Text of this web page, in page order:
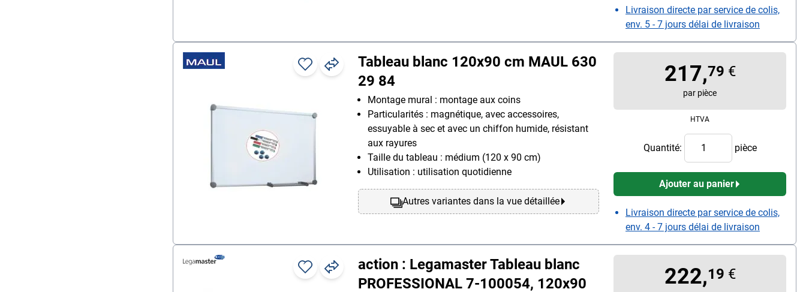
Livraison directe par service de colis,
env. 5 - 7 jours délai de livraison
Tableau blanc 120x90 cm MAUL 630
29 84
Montage mural : montage aux coins
Particularités : magnétique, avec accessoires,
essuyable à sec et avec un chiffon humide, résistant
aux rayures
Taille du tableau : médium (120 x 90 cm)
Utilisation : utilisation quotidienne
Autres variantes dans la vue détaillée
217,79 €
par pièce
HTVA
Quantité: pièce
Ajouter au panier
Livraison directe par service de colis,
env. 4 - 7 jours délai de livraison
action : Legamaster Tableau blanc
PROFESSIONAL 7-100054, 120x90
222,19 €